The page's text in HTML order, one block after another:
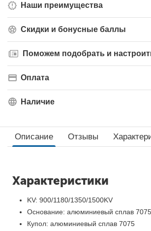
Наши преимущества
Скидки и бонусные баллы
Поможем подобрать и
Оплата
Наличие
Описание Отзывы
Характеристики
KV: 900/1180/1350/1500KV
Основание: алюминиевый сплав 7075
Купол: алюминиевый сплав 7075